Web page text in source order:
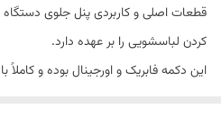
قطعات اصلی و کاربردی پنل جلوی
کردن لباسشویی را بر عهده دارد.
این دکمه فابریک و اورجینال بوده و